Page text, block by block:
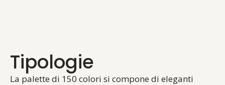
Tipologie
La palette di 150 colori si compone di eleganti